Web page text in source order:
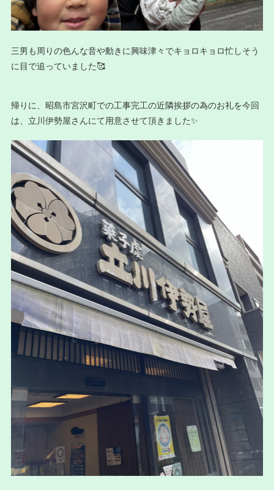
三男も周りの色んな音や動きに興味津々でキョロキョロ忙しそう
に目で追っていました🥰
帰りに、昭島市宮沢町での工事完工の近隣挨拶の為のお礼を今回
は、立川伊勢屋さんにて用意させて頂きました✨